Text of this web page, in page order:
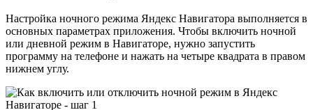
Настройка ночного режима Яндекс Навигатора выполняется в
основных параметрах приложения. Чтобы включить ночной
или дневной режим в Навигаторе, нужно запустить
программу на телефоне и нажать на четыре квадрата в правом
нижнем углу.